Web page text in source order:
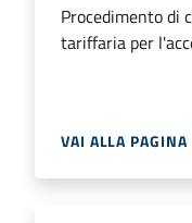
Procedimento di
tariffaria per
VAI ALLA PAGINA